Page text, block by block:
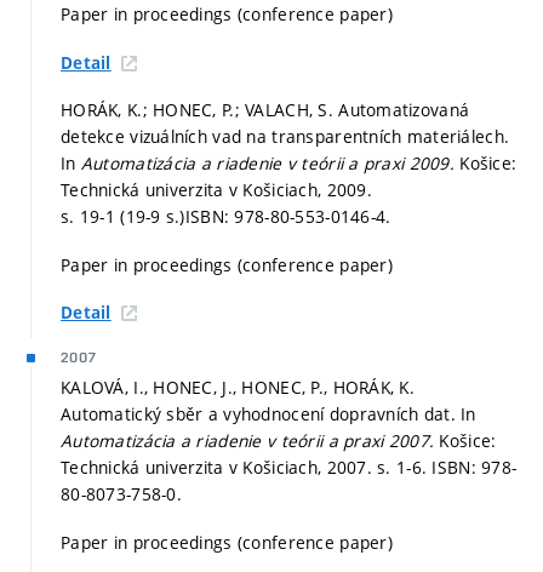
Paper in proceedings (conference paper)
Detail
HORÁK, K.; HONEC, P.; VALACH, S. Automatizovaná
detekce vizuálních vad na transparentních materiálech.
In Automatizácia a riadenie v teórii a praxi 2009. Košice:
Technická univerzita v Košiciach, 2009.
s. 19-1 (19-9 s.)ISBN: 978-80-553-0146-4.
Paper in proceedings (conference paper)
Detail
2007
KALOVÁ, I., HONEC, J., HONEC, P., HORÁK, K.
Automatický sběr a vyhodnocení dopravních dat. In
Automatizácia a riadenie v teórii a praxi 2007. Košice:
Technická univerzita v Košiciach, 2007.s. 1-6. ISBN: 978-
80-8073-758-0.
Paper in proceedings (conference paper)